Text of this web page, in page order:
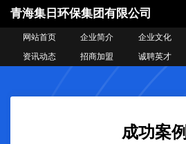
青海集日环保集团有限公司
网站首页 企业简介 企业文化
资讯动态
招商加盟 诚聘英才
成功案例